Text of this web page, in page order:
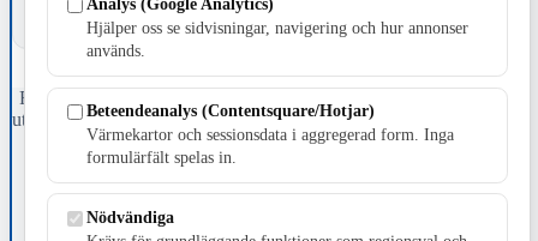
Fristående webbtidningsföretag grundat 1991 som sedan 2002 ger
ut tidningen Skillingaryd.nu och 2010 lanserades Värnamo.nu. Från
april 2026 omfattar Skillingaryd.nu tre kommuner: Gnosjö,
Värnamo och Vaggeryds kommun.
E-post: redaktionen@skillingaryd.nu
Hjälper oss se sidvisningar, navigering och hur annonser
används.
Beteendeanalys (Contentsquare/Hotjar)
Värmekartor och sessionsdata i aggregerad form. Inga
formulärfält spelas in.
Nödvändiga